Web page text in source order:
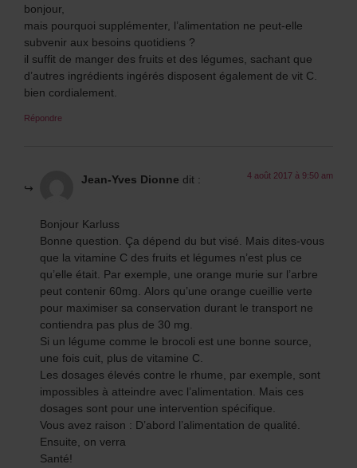
bonjour,
mais pourquoi supplémenter, l’alimentation ne peut-elle
subvenir aux besoins quotidiens ?
il suffit de manger des fruits et des légumes, sachant que
d’autres ingrédients ingérés disposent également de vit C.
bien cordialement.
Répondre
Jean-Yves Dionne dit : 4 août 2017 à 9:50 am
Bonjour Karluss
Bonne question. Ça dépend du but visé. Mais dites-vous
que la vitamine C des fruits et légumes n’est plus ce
qu’elle était. Par exemple, une orange murie sur l’arbre
peut contenir 60mg. Alors qu’une orange cueillie verte
pour maximiser sa conservation durant le transport ne
contiendra pas plus de 30 mg.
Si un légume comme le brocoli est une bonne source,
une fois cuit, plus de vitamine C.
Les dosages élevés contre le rhume, par exemple, sont
impossibles à atteindre avec l’alimentation. Mais ces
dosages sont pour une intervention spécifique.
Vous avez raison : D’abord l’alimentation de qualité.
Ensuite, on verra
Santé!